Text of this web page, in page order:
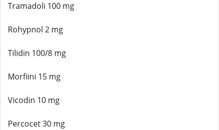
Tramadoli 100 mg
Rohypnol 2 mg
Tilidin 100/8 mg
Morfiini 15 mg
Vicodin 10 mg
Percocet 30 mg